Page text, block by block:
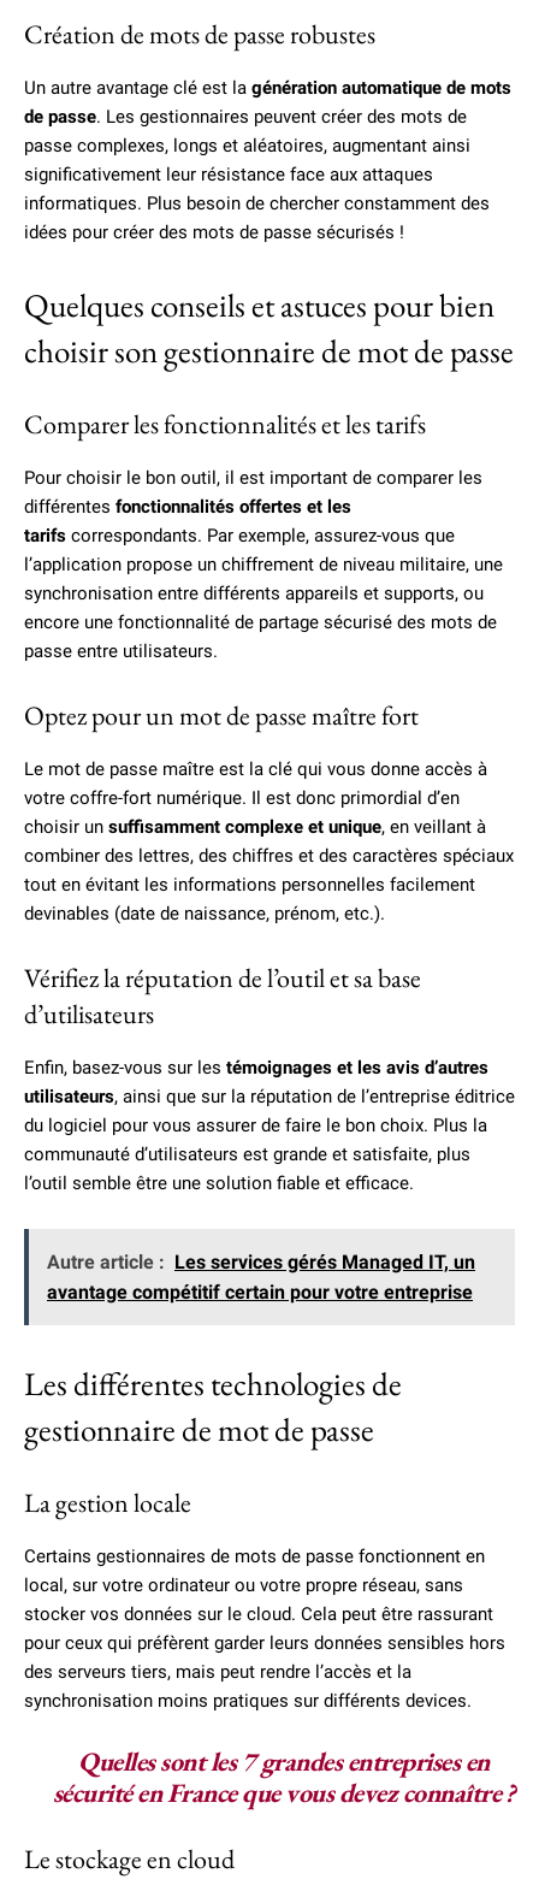
Création de mots de passe robustes
Un autre avantage clé est la génération automatique de mots
de passe. Les gestionnaires peuvent créer des mots de
passe complexes, longs et aléatoires, augmentant ainsi
significativement leur résistance face aux attaques
informatiques. Plus besoin de chercher constamment des
idées pour créer des mots de passe sécurisés !
Quelques conseils et astuces pour bien
choisir son gestionnaire de mot de passe
Comparer les fonctionnalités et les tarifs
Pour choisir le bon outil, il est important de comparer les
différentes fonctionnalités offertes et les
tarifs correspondants. Par exemple, assurez-vous que
l’application propose un chiffrement de niveau militaire, une
synchronisation entre différents appareils et supports, ou
encore une fonctionnalité de partage sécurisé des mots de
passe entre utilisateurs.
Optez pour un mot de passe maître fort
Le mot de passe maître est la clé qui vous donne accès à
votre coffre-fort numérique. Il est donc primordial d’en
choisir un suffisamment complexe et unique, en veillant à
combiner des lettres, des chiffres et des caractères spéciaux
tout en évitant les informations personnelles facilement
devinables (date de naissance, prénom, etc.).
Vérifiez la réputation de l’outil et sa base
d’utilisateurs
Enfin, basez-vous sur les témoignages et les avis d’autres
utilisateurs, ainsi que sur la réputation de l’entreprise éditrice
du logiciel pour vous assurer de faire le bon choix. Plus la
communauté d’utilisateurs est grande et satisfaite, plus
l’outil semble être une solution fiable et efficace.
Autre article : Les services gérés Managed IT, un
avantage compétitif certain pour votre entreprise
Les différentes technologies de
gestionnaire de mot de passe
La gestion locale
Certains gestionnaires de mots de passe fonctionnent en
local, sur votre ordinateur ou votre propre réseau, sans
stocker vos données sur le cloud. Cela peut être rassurant
pour ceux qui préfèrent garder leurs données sensibles hors
des serveurs tiers, mais peut rendre l’accès et la
synchronisation moins pratiques sur différents devices.
Quelles sont les 7 grandes entreprises en
sécurité en France que vous devez connaître ?
Le stockage en cloud